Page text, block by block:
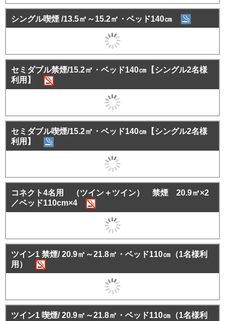
シングル喫煙 /13.5㎡～15.2㎡・ベッド140㎝
セミダブル禁煙/15.2㎡・ベッド140㎝【シングル2名様
利用】
セミダブル喫煙/15.2㎡・ベッド140㎝【シングル2名様
利用】
コネクト4名用 （ツイン＋ツイン） 禁煙 20.9㎡×2
／ベッド110cm×4
ツイン1 禁煙/ 20.9㎡～21.8㎡・ベッド110㎝（1名様利
用）
ツイン1 喫煙/ 20.9㎡～21.8㎡・ベッド110㎝（1名様利